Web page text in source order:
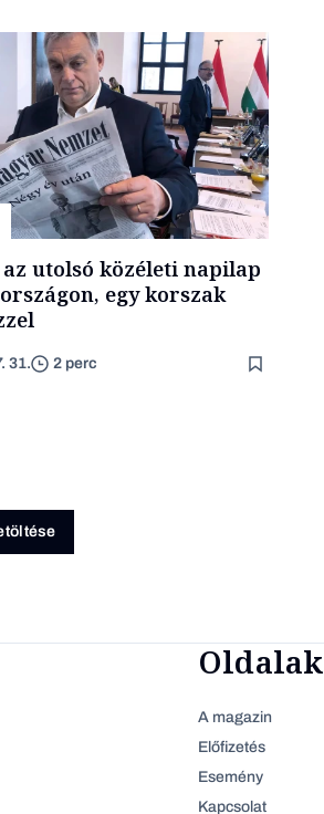
utolsó közéleti napilap
egy korszak
31. 2 perc
Oldalak
A magazin
Előfizetés
Esemény
Kapcsolat